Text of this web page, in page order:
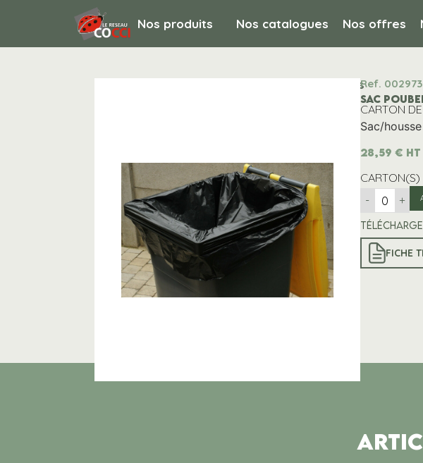
Nos produits Nos catalogues Nos offres
ENVIRONNEMENT / SACS POUBELLES / Sacs noirsRef. 002973
SAC
CARTON
Sac/
28,59 € HT
CARTON(S)
-
+
FICHE